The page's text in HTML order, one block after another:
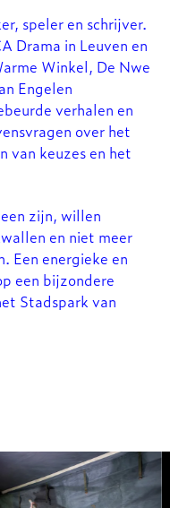
speler en schrijver.
Drama in Leuven en
Winkel, De Nwe
Engelen
verhalen en
over het
van keuzes en het
zijn, willen
en niet meer
Een energieke en
een bijzondere
Stadspark van